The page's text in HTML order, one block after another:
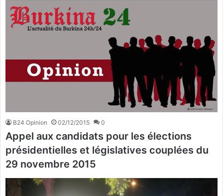
B24 Opinion 02/12/2015 0
Appel aux candidats pour les élections
présidentielles et législatives couplées du
29 novembre 2015